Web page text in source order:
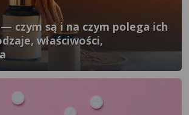
czym są i na czym polega ich
właściwości,